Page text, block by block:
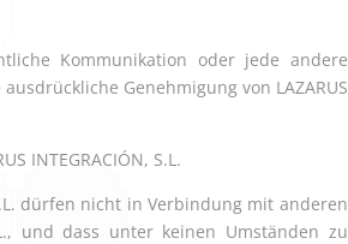
Kommunikation oder jede andere
Genehmigung von LAZARUS
INTEGRACIÓN, S.L.
dürfen nicht in Verbindung mit anderen
und dass unter keinen Umständen zu